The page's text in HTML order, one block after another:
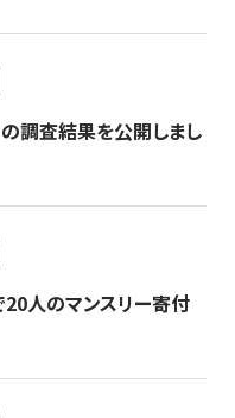
の調査結果を公開しまし
20人のマンスリー寄付